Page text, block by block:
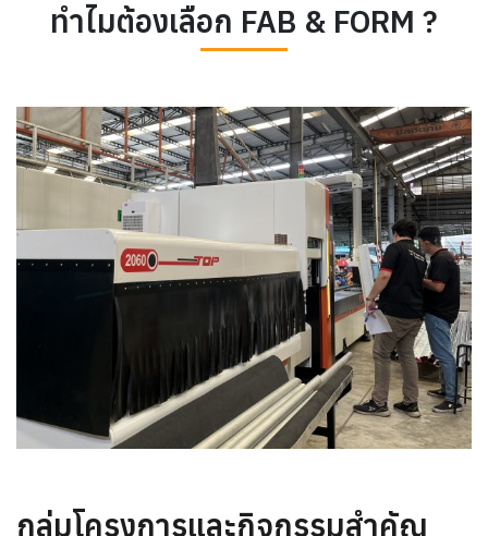
ทำไมต้องเลือก FAB & FORM ?
กลุ่มโครงการและกิจกรรมสำคัญ